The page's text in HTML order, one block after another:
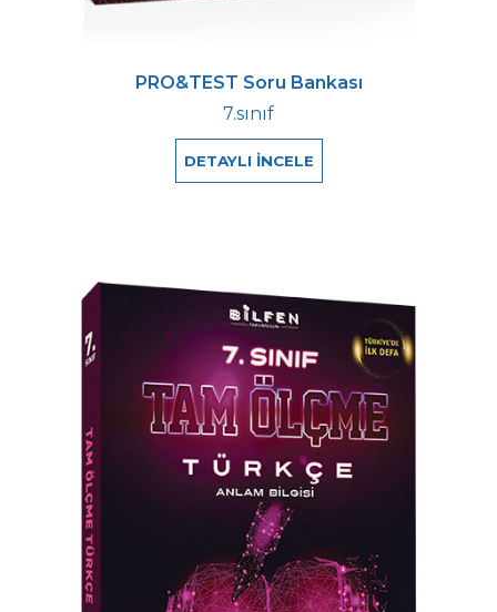
PRO&TEST Soru Bankası
7.sınıf
DETAYLI İNCELE